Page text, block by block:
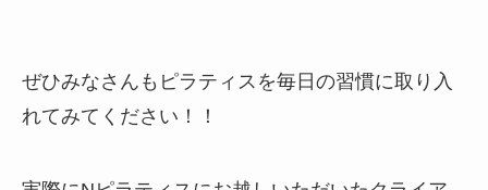
ぜひみなさんもピラティスを毎日の習慣に取り入
れてみてください！！